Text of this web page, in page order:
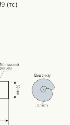
(тс)